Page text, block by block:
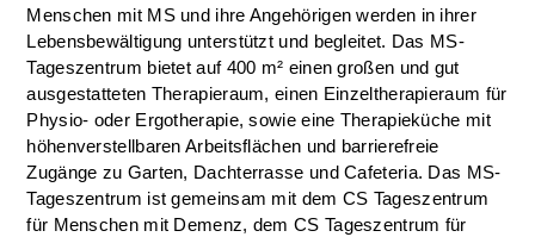
Menschen mit MS und ihre Angehörigen werden in ihrer
Lebensbewältigung unterstützt und begleitet. Das MS-
Tageszentrum bietet auf 400 m² einen großen und gut
ausgestatteten Therapieraum, einen Einzeltherapieraum für
Physio- oder Ergotherapie, sowie eine Therapieküche mit
höhenverstellbaren Arbeitsflächen und barrierefreie
Zugänge zu Garten, Dachterrasse und Cafeteria. Das MS-
Tageszentrum ist gemeinsam mit dem CS Tageszentrum
für Menschen mit Demenz, dem CS Tageszentrum für